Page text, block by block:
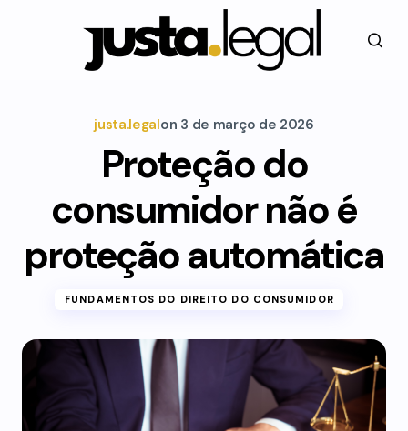
justa.legalon 3 de março de 2026
Proteção do
consumidor não é
proteção automática
FUNDAMENTOS DO DIREITO DO CONSUMIDOR